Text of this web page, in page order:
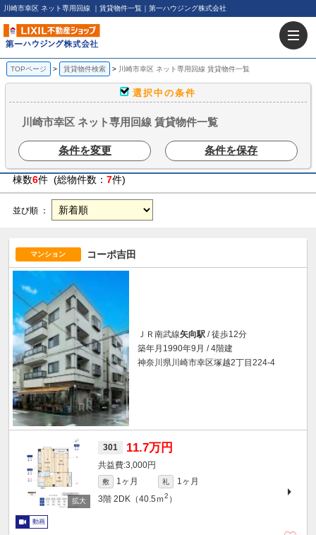
川崎市幸区 ネット専用回線 ｜賃貸物件一覧｜第一ハウジング株式会社
TOPページ 賃貸物件検索 川崎市幸区 ネット専用回線 賃貸物件一覧
選択中の条件
川崎市幸区 ネット専用回線 賃貸物件一覧
条件を変更 条件を保存
棟数6件 (総物件数： 7件)
並び順 ：
マンション コーポ吉田
ＪＲ南武線矢向駅 / 徒歩12分
築年月1990年9月 / 4階建
神奈川県川崎市幸区塚越2丁目224-4
301 11.7万円
3,000円
敷 1ヶ月 礼
1ヶ月
3階 2DK（40.5ｍ2 ）
動画